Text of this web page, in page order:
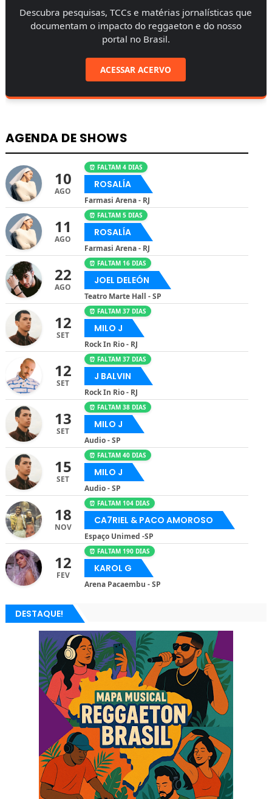
Descubra pesquisas, TCCs e matérias jornalísticas que
documentam o impacto do reggaeton e do nosso
portal no Brasil.
ACESSAR ACERVO
AGENDA DE SHOWS
10
AGO
⏰ FALTAM 4 DIAS
ROSALÍA
Farmasi Arena - RJ
11
AGO
⏰ FALTAM 5 DIAS
ROSALÍA
Farmasi Arena - RJ
22
AGO
⏰ FALTAM 16 DIAS
JOEL DELEÓN
Teatro Marte Hall - SP
12
SET
⏰ FALTAM 37 DIAS
MILO J
Rock In Rio - RJ
12
SET
⏰ FALTAM 37 DIAS
J BALVIN
Rock In Rio - RJ
13
SET
⏰ FALTAM 38 DIAS
MILO J
Audio - SP
15
SET
⏰ FALTAM 40 DIAS
MILO J
Audio - SP
18
NOV
⏰ FALTAM 104 DIAS
CA7RIEL & PACO AMOROSO
Espaço Unimed -SP
12
FEV
⏰ FALTAM 190 DIAS
KAROL G
Arena Pacaembu - SP
DESTAQUE!